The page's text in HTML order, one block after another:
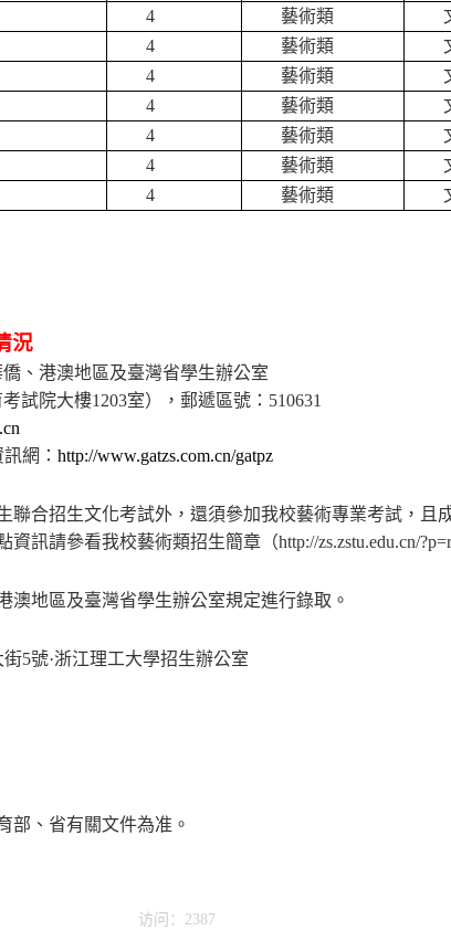
4 藝術類
4 藝術類
4 藝術類
4 藝術類
4 藝術類
4 藝術類
4 藝術類
況
、港澳地區及臺灣省學生辦公室
試院大樓1203室），郵遞區號： 510631
網： http://www.gatzs.com.cn/gatpz
聯合招生文化考試外，還須參加我校藝術專業考試，且
資訊請參看我校藝術類招生簡章（http://zs.zstu.edu.cn/
澳地區及臺灣省學生辦公室規定進行錄取。
街5號·浙江理工大學招生辦公室
部、省有關文件為准。
访问：2387